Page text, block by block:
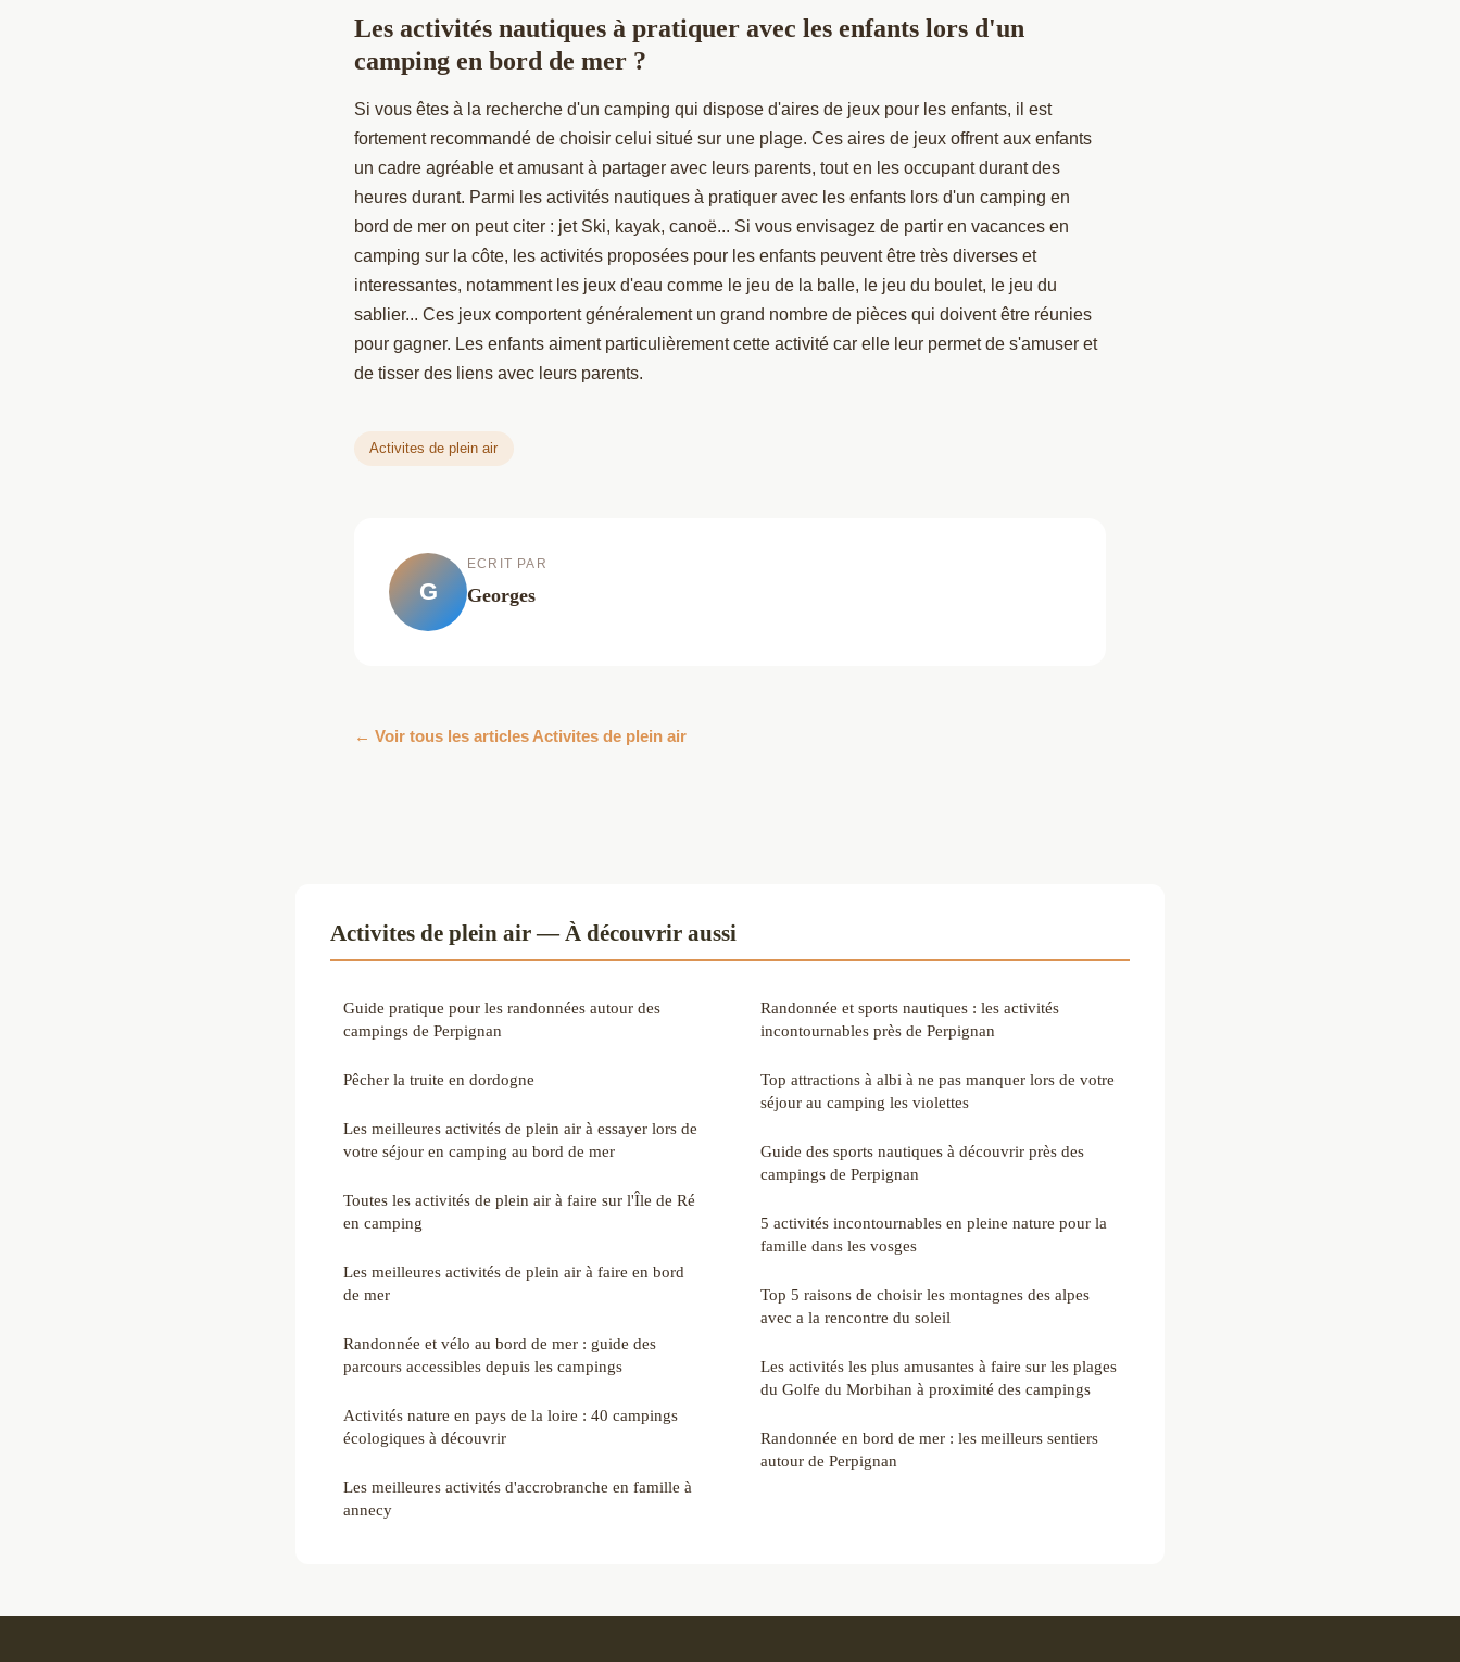
Les activités nautiques à pratiquer avec les enfants lors d'un
camping en bord de mer ?
Si vous êtes à la recherche d'un camping qui dispose d'aires de jeux pour les enfants, il est
fortement recommandé de choisir celui situé sur une plage. Ces aires de jeux offrent aux enfants
un cadre agréable et amusant à partager avec leurs parents, tout en les occupant durant des
heures durant. Parmi les activités nautiques à pratiquer avec les enfants lors d'un camping en
bord de mer on peut citer : jet Ski, kayak, canoë... Si vous envisagez de partir en vacances en
camping sur la côte, les activités proposées pour les enfants peuvent être très diverses et
interessantes, notamment les jeux d'eau comme le jeu de la balle, le jeu du boulet, le jeu du
sablier... Ces jeux comportent généralement un grand nombre de pièces qui doivent être réunies
pour gagner. Les enfants aiment particulièrement cette activité car elle leur permet de s'amuser et
de tisser des liens avec leurs parents.
Activites de plein air
G
ECRIT PAR
Georges
← Voir tous les articles Activites de plein air
Activites de plein air — À découvrir aussi
Guide pratique pour les randonnées autour des
campings de Perpignan
Pêcher la truite en dordogne
Les meilleures activités de plein air à essayer lors de
votre séjour en camping au bord de mer
Toutes les activités de plein air à faire sur l'Île de Ré
en camping
Les meilleures activités de plein air à faire en bord
de mer
Randonnée et vélo au bord de mer : guide des
parcours accessibles depuis les campings
Activités nature en pays de la loire : 40 campings
écologiques à découvrir
Les meilleures activités d'accrobranche en famille à
annecy
Randonnée et sports nautiques : les activités
incontournables près de Perpignan
Top attractions à albi à ne pas manquer lors de votre
séjour au camping les violettes
Guide des sports nautiques à découvrir près des
campings de Perpignan
5 activités incontournables en pleine nature pour la
famille dans les vosges
Top 5 raisons de choisir les montagnes des alpes
avec a la rencontre du soleil
Les activités les plus amusantes à faire sur les plages
du Golfe du Morbihan à proximité des campings
Randonnée en bord de mer : les meilleurs sentiers
autour de Perpignan